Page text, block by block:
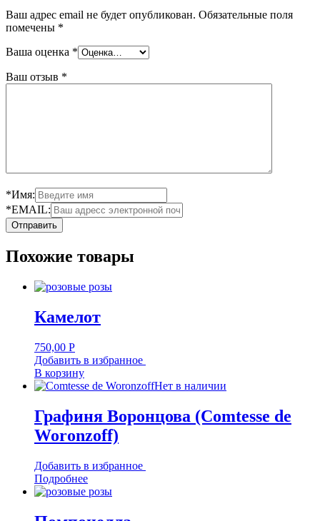
Ваш адрес email не будет опубликован. Обязательные поля
помечены *
Ваша оценка *
Ваш отзыв *
*Имя:
*EMAIL:
Похожие товары
Камелот
750,00 Р
Добавить в избранное
В корзину
Нет в наличии
Графиня Воронцова (Comtesse de
Woronzoff)
Добавить в избранное
Подробнее